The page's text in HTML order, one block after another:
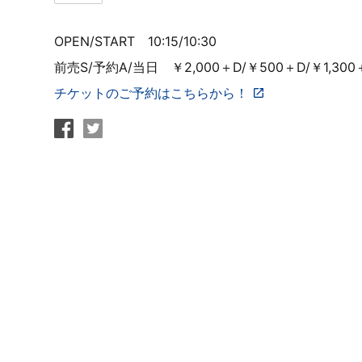
OPEN/START 10:15/10:30
前売S/予約A/当日 ￥2,000＋D/￥500＋D/￥1,300
チケットのご予約はこちらから！